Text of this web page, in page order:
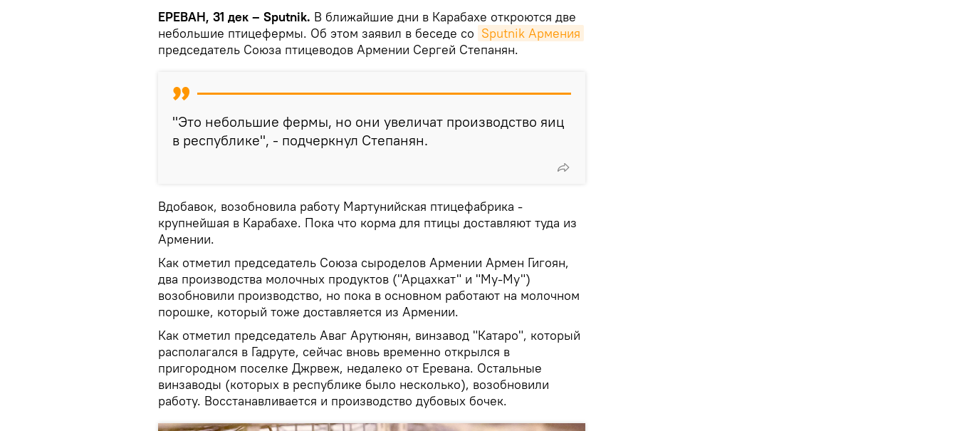
ЕРЕВАН, 31 дек – Sputnik. В ближайшие дни в Карабахе откроются две
небольшие птицефермы. Об этом заявил в беседе со Sputnik Армения
председатель Союза птицеводов Армении Сергей Степанян.
"Это небольшие фермы, но они увеличат производство яиц
в республике", - подчеркнул Степанян.
Вдобавок, возобновила работу Мартунийская птицефабрика -
крупнейшая в Карабахе. Пока что корма для птицы доставляют туда из
Армении.
Как отметил председатель Союза сыроделов Армении Армен Гигоян,
два производства молочных продуктов ("Арцахкат" и "Му-Му")
возобновили производство, но пока в основном работают на молочном
порошке, который тоже доставляется из Армении.
Как отметил председатель Аваг Арутюнян, винзавод "Катаро", который
располагался в Гадруте, сейчас вновь временно открылся в
пригородном поселке Джрвеж, недалеко от Еревана. Остальные
винзаводы (которых в республике было несколько), возобновили
работу. Восстанавливается и производство дубовых бочек.